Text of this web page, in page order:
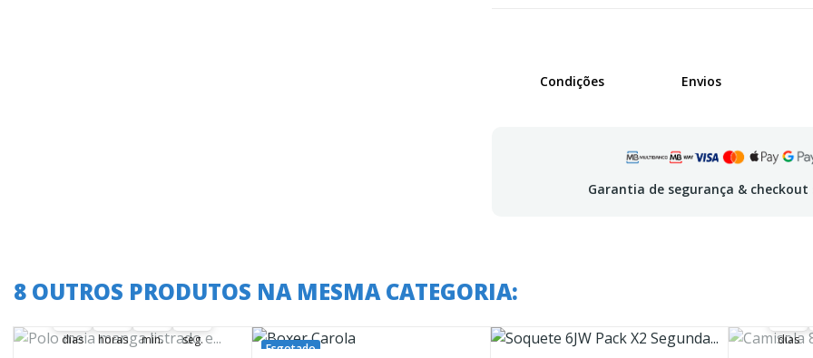
Condições Envios
Garantia de segurança & checkout
8 OUTROS PRODUTOS NA MESMA CATEGORIA:
36
36
00
dias
06
06
00
horas
41
41
00
min.
45
46
seg.
Esgotado
dias